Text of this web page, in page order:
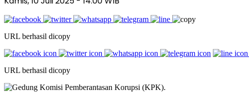
URL berhasil dicopy
URL berhasil dicopy